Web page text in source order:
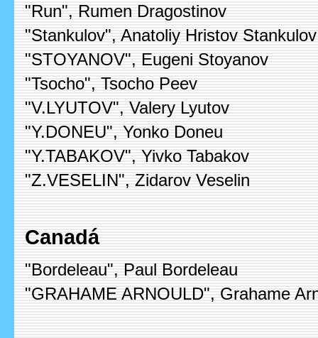
"Run", Rumen Dragostinov
"Stankulov", Anatoliy Hristov Stankulov
"STOYANOV", Eugeni Stoyanov
"Tsocho", Tsocho Peev
"V.LYUTOV", Valery Lyutov
"Y.DONEU", Yonko Doneu
"Y.TABAKOV", Yivko Tabakov
"Z.VESELIN", Zidarov Veselin
Canadá
"Bordeleau", Paul Bordeleau
"GRAHAME ARNOULD", Grahame